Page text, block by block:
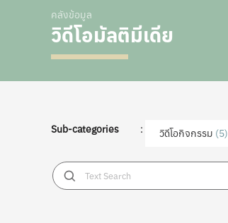
คลังข้อมูล
วิดีโอมัลติมีเดีย
Sub-categories : วิดีโอกิจกรรม (5)